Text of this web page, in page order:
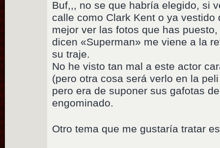
Buf,,, no se que habría elegido, si
calle como Clark Kent o ya vestido
mejor ver las fotos que has
dicen «Superman» me viene a la
su traje.
No he visto tan mal a este actor
(pero otra cosa será verlo en la
pero era de suponer sus gafotas
engominado.
Otro tema que me gustaría tratar